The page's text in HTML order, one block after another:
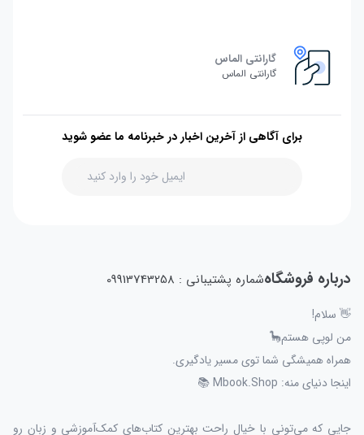
گارانتی الماس
گارانتی الماس
برای آگاهی از آخرین اخبار در خبرنامه ما عضو شوید
درباره فروشگاهشماره پشتیبانی : 09913743258
👋 سلام!
من لوپی هستم🦕
همراه همیشگی شما توی مسیر یادگیری.
اینجا دنیای منه: Mbook.Shop 📚
جایی که می‌تونی با خیال راحت بهترین کتاب‌های کمک‌آموزشی و زبان رو